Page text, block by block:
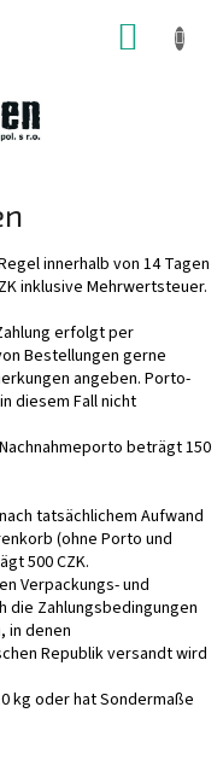
innerhalb von 14 Tagen
inklusive Mehrwertsteuer.
erfolgt per
Bestellungen gerne
angeben. Porto-
diesem Fall nicht
beträgt 150
tatsächlichem Aufwand
(ohne Porto und
500 CZK.
Verpackungs- und
die Zahlungsbedingungen
in denen
Republik versandt wird
kg oder hat Sondermaße